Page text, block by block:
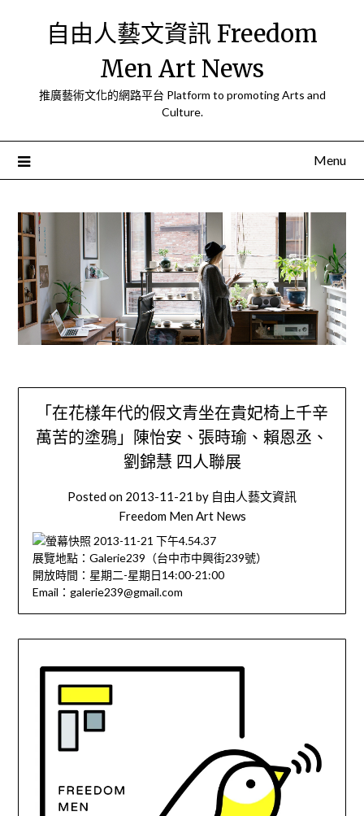
自由人藝文資訊 Freedom
Men Art News
推廣藝術文化的網路平台 Platform to promoting Arts and
Culture.
Menu
「在花樣年代的假文青坐在貴妃椅上千辛
萬苦的塗鴉」陳怡安、張時瑜、賴恩丞、
劉錦慧 四人聯展
Posted on 2013-11-21 by 自由人藝文資訊
Freedom Men Art News
展覽地點：Galerie239（台中市中興街239號）
開放時間：星期二-星期日14:00-21:00
Email：galerie239@gmail.com